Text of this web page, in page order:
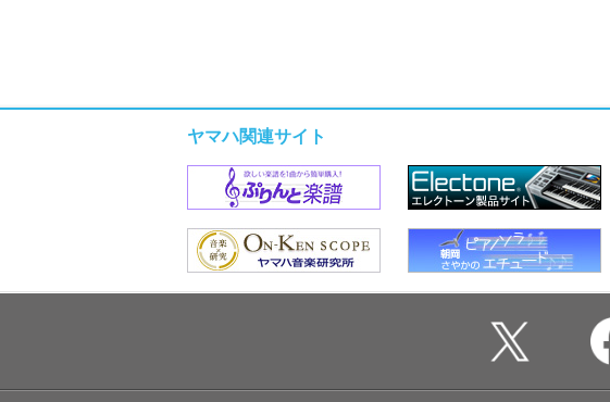
ヤマハ関連サイト